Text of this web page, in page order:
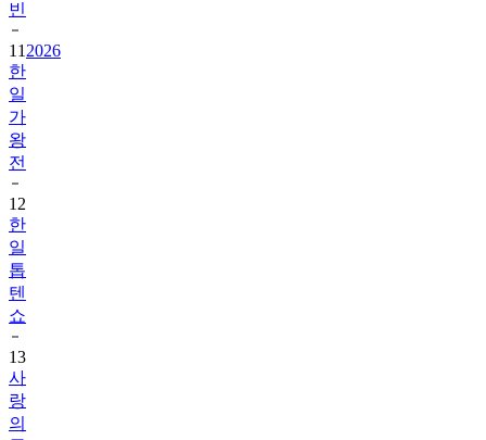
11
한
일
가
왕
전
12
한
일
톱
텐
쇼
13
사
랑
의
콜
센